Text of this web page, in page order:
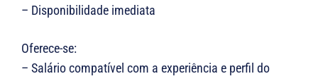
– Disponibilidade imediata
Oferece-se:
– Salário compatível com a experiência e perfil do